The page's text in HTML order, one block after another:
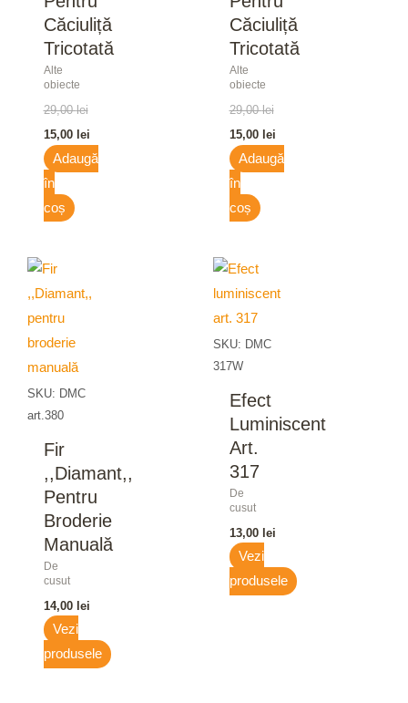
Căciuliță
Tricotată
Alte
obiecte
29,00lei
15,00 lei
Adaugă
în
coș
Căciuliță
Tricotată
Alte
obiecte
29,00lei
15,00 lei
Adaugă
în
coș
SKU: DMC
art.380
Fir
,,Diamant,,
Pentru
Broderie
Manuală
De
cusut
14,00 lei
Vezi
produsele
SKU: DMC
317W
Efect
Luminiscent
Art.
317
De
cusut
13,00 lei
Vezi
produsele